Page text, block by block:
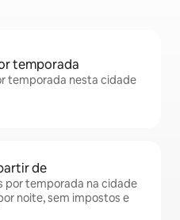
temporada
temporada nesta cidade
de
por temporada na cidade
noite, sem impostos e